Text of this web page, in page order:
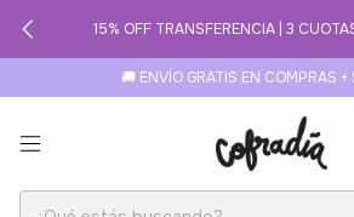
15% OFF TRANSFERENCIA | 3
🚚 ENVÍO GRATIS EN COMPRAS